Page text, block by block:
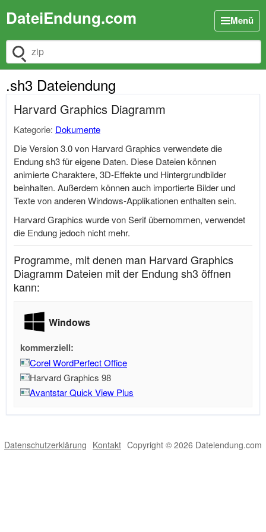
DateiEndung.com Menü
Dateiendung suchen
.sh3 Dateiendung
Harvard Graphics Diagramm
Kategorie: Dokumente
Die Version 3.0 von Harvard Graphics verwendete die
Endung sh3 für eigene Daten. Diese Dateien können
animierte Charaktere, 3D-Effekte und Hintergrundbilder
beinhalten. Außerdem können auch importierte Bilder und
Texte von anderen Windows-Applikationen enthalten sein.
Harvard Graphics wurde von Serif übernommen, verwendet
die Endung jedoch nicht mehr.
Programme, mit denen man Harvard Graphics
Diagramm Dateien mit der Endung sh3 öffnen
kann:
Windows
kommerziell:
Corel WordPerfect Office
Harvard Graphics 98
Avantstar Quick View Plus
Datenschutzerklärung Kontakt Copyright © 2026 Dateiendung.com